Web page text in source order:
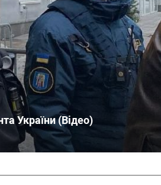
України (Відео)